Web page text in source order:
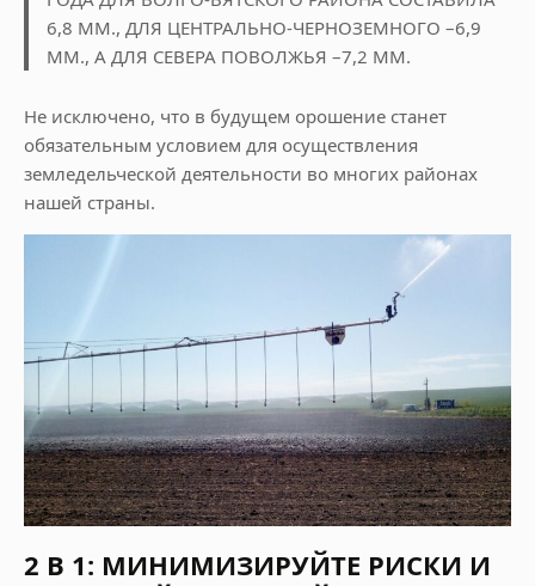
6,8 ММ., ДЛЯ ЦЕНТРАЛЬНО-ЧЕРНОЗЕМНОГО –6,9
ММ., А ДЛЯ СЕВЕРА ПОВОЛЖЬЯ –7,2 ММ.
Не исключено, что в будущем орошение станет
обязательным условием для осуществления
земледельческой деятельности во многих районах
нашей страны.
2 В 1: МИНИМИЗИРУЙТЕ РИСКИ И